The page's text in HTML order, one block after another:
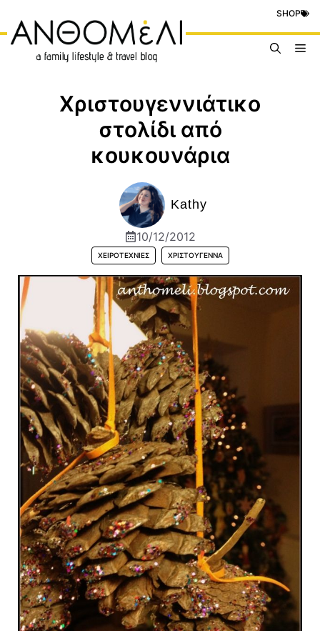
περιεχόμενο
SHOP
Χριστουγεννιάτικο
στολίδι από
κουκουνάρια
Kathy
10/12/2012
ΧΕΙΡΟΤΕΧΝΊΕΣ ΧΡΙΣΤΟΎΓΕΝΝΑ